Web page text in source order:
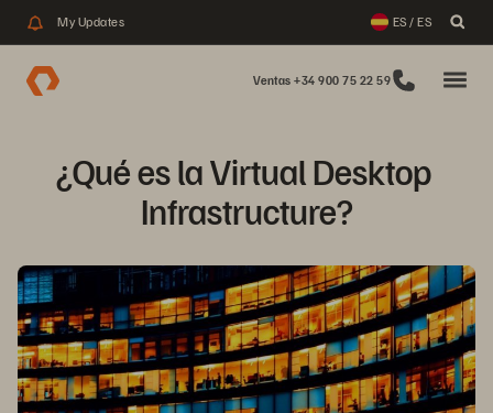
My Updates ES / ES
Ventas +34 900 75 22 59
¿Qué es la Virtual Desktop
Infrastructure?